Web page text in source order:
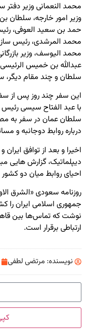
محمد النعمانی وزیر
وزیر امور خارجه، سلطان
حمد بن سعید العوفی،
محمد المرشدی، رئیس
محمد الیوسف، وزیر
عبدالله بن خمیس
سلطان و چند مقام دیگر،
این سفر چند روز پس از
با عبد الفتاح سیسی
سلطان عمان در سفر به
درباره روابط دوجانبه و
اخیرا و بعد از توافق
دیپلماتیک، گزارش هایی
احیای روابط میان دو
روزنامه سعودی «الشرق
جمهوری اسلامی ایران را
نوشت که تماس‌ها بین
ارتباطی برقرار است.
نویسنده: مرتضی لطفی